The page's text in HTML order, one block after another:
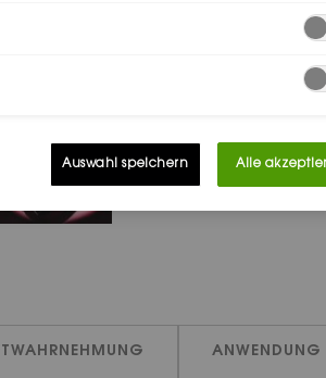
ANWENDUNG
Auswahl speichern Alle